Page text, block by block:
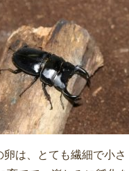
卵は、とても繊細で小